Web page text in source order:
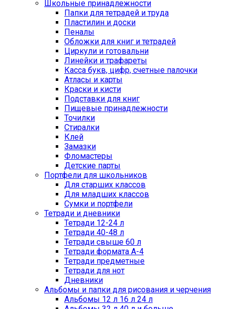
Школьные принадлежности
Папки для тетрадей и труда
Пластилин и доски
Пеналы
Обложки для книг и тетрадей
Циркули и готовальни
Линейки и трафареты
Касса букв, цифр, счетные палочки
Атласы и карты
Краски и кисти
Подставки для книг
Пищевые принадлежности
Точилки
Стиралки
Клей
Замазки
Фломастеры
Детские парты
Портфели для школьников
Для старших классов
Для младших классов
Сумки и портфели
Тетради и дневники
Тетради 12-24 л
Тетради 40-48 л
Тетради свыше 60 л
Тетради формата А-4
Тетради предметные
Тетради для нот
Дневники
Альбомы и папки для рисования и черчения
Альбомы 12 л 16 л 24 л